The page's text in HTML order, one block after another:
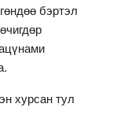
бэртэл
хурсан тул